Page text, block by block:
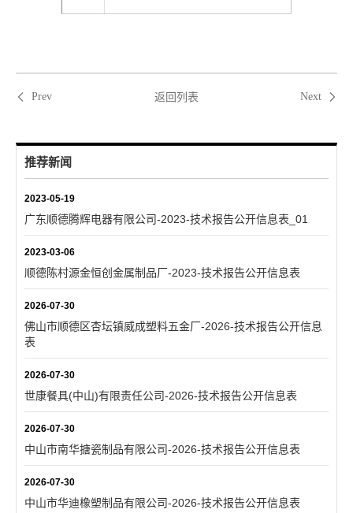
Prev 返回列表 Next
推荐新闻
2023-05-19
广东顺德腾辉电器有限公司-2023-技术报告公开信息表_01
2023-03-06
顺德陈村源金恒创金属制品厂-2023-技术报告公开信息表
2026-07-30
佛山市顺德区杏坛镇威成塑料五金厂-2026-技术报告公开信息
表
2026-07-30
世康餐具(中山)有限责任公司-2026-技术报告公开信息表
2026-07-30
中山市南华搪瓷制品有限公司-2026-技术报告公开信息表
2026-07-30
中山市华迪橡塑制品有限公司-2026-技术报告公开信息表